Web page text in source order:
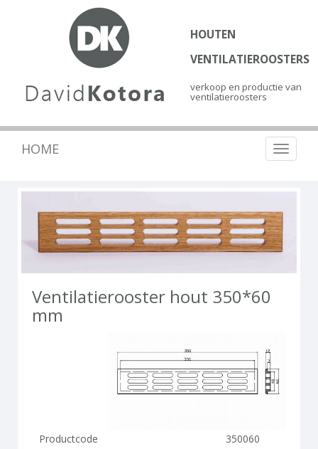
HOUTEN
VENTILATIEROOSTERS
verkoop en productie van
ventilatieroosters
Toggle
HOME
Ventilatierooster hout 350*60
mm
Productcode
350060